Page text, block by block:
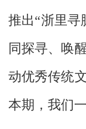
推出“浙里寻
同探寻、唤
动优秀传统
本期，我们